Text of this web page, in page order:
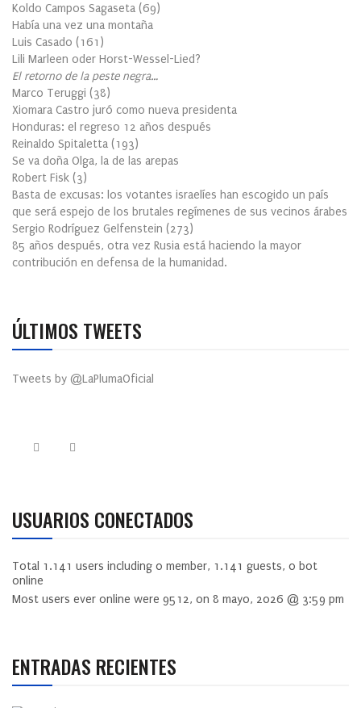
Koldo Campos Sagaseta (69)
Había una vez una montaña
Luis Casado (161 )
Lili Marleen oder Horst-Wessel-Lied?
El retorno de la peste negra…
Marco Teruggi (38)
Xiomara Castro juró como nueva presidenta
Honduras: el regreso 12 años después
Reinaldo Spitaletta (193)
Se va doña Olga, la de las arepas
Robert Fisk (3)
Basta de excusas: los votantes israelíes han escogido un país
que será espejo de los brutales regímenes de sus vecinos árabes
Sergio Rodríguez Gelfenstein (273)
85 años después, otra vez Rusia está haciendo la mayor
contribución en defensa de la humanidad.
ÚLTIMOS TWEETS
Tweets by @LaPlumaOficial
USUARIOS CONECTADOS
Total 1.141 users including 0 member, 1.141 guests, 0 bot
online
Most users ever online were 9512, on 8 mayo, 2026 @ 3:59 pm
ENTRADAS RECIENTES